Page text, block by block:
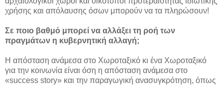
χρήσης και απόλαυσης όσων μπορούν να τα πληρώσουν!
Σε ποιο βαθμό μπορεί να αλλάξει τη ροή των
πραγμάτων η κυβερνητική αλλαγή;
Η απόσταση ανάμεσα στο Χωροταξικό κι ένα Χωροταξικό
για την κοινωνία είναι όση η απόσταση ανάμεσα στο
«success story» και την παραγωγική ανασυγκρότηση, όπως